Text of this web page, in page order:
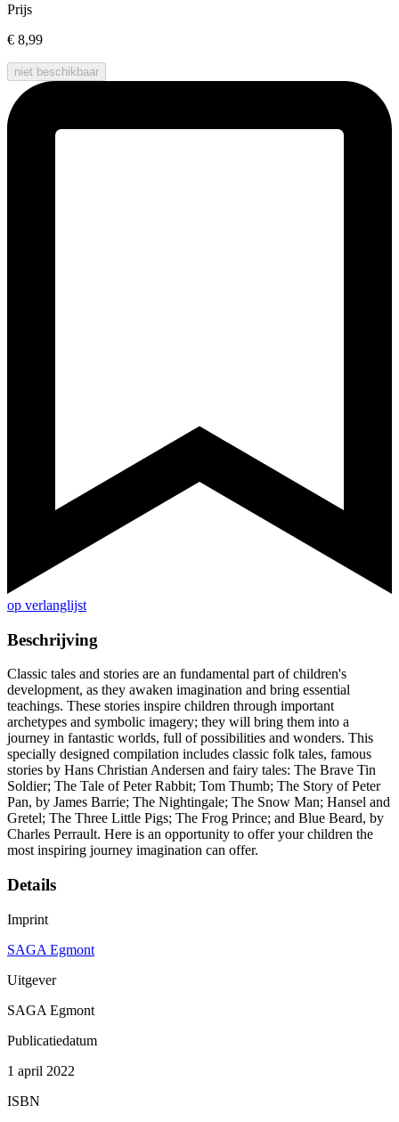
Prijs
€ 8,99
niet beschikbaar
op verlanglijst
Beschrijving
Classic tales and stories are an fundamental part of children's
development, as they awaken imagination and bring essential
teachings. These stories inspire children through important
archetypes and symbolic imagery; they will bring them into a
journey in fantastic worlds, full of possibilities and wonders. This
specially designed compilation includes classic folk tales, famous
stories by Hans Christian Andersen and fairy tales: The Brave Tin
Soldier; The Tale of Peter Rabbit; Tom Thumb; The Story of Peter
Pan, by James Barrie; The Nightingale; The Snow Man; Hansel and
Gretel; The Three Little Pigs; The Frog Prince; and Blue Beard, by
Charles Perrault. Here is an opportunity to offer your children the
most inspiring journey imagination can offer.
Details
Imprint
SAGA Egmont
Uitgever
SAGA Egmont
Publicatiedatum
1 april 2022
ISBN